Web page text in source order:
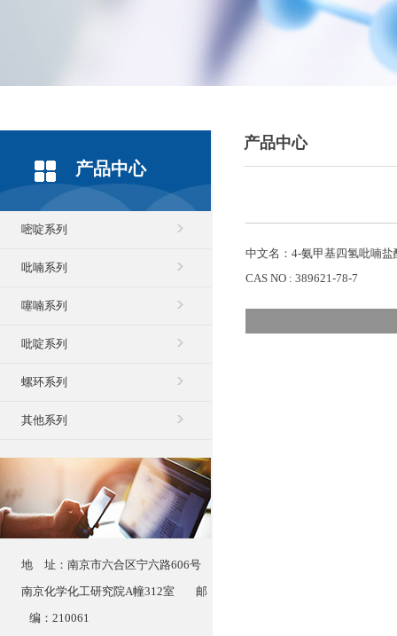
产品中心
嘧啶系列
吡喃系列
噻喃系列
吡啶系列
螺环系列
其他系列
地 址：南京市六合区宁六路606号
南京化学化工研究院A幢312室 邮
编：210061
产品中心
中文名：4-氨甲基四氢吡喃盐
CAS NO : 389621-78-7